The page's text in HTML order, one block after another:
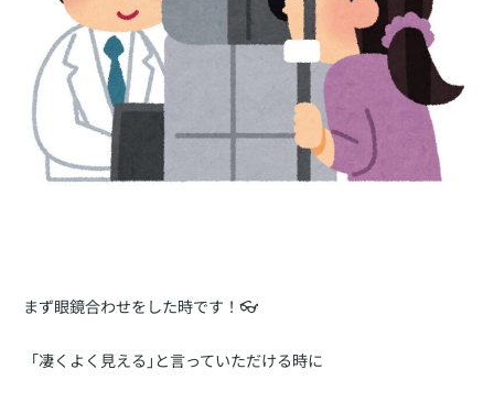
まず眼鏡合わせをした時です！👓
「凄くよく見える｣と言っていただける時に